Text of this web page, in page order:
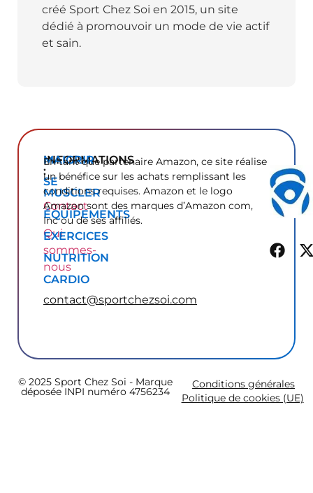
créé Sport Chez Soi en 2015, un site
dédié à promouvoir un mode de vie actif
et sain.
INFORMATIONS
:
Contact
Qui
sommes-
nous
contact@sportchezsoi.com
MAIGRIR
SE
MUSCLER
ÉQUIPEMENTS
EXERCICES
NUTRITION
CARDIO
En tant que partenaire Amazon, ce site réalise
un bénéfice sur les achats remplissant les
conditions requises. Amazon et le logo
Amazon sont des marques d’Amazon com,
Inc ou de ses affiliés.
© 2025 Sport Chez Soi - Marque
déposée INPI numéro 4756234
Conditions générales
Politique de cookies (UE)